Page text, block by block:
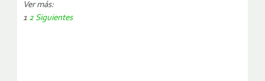
Ver más:
Paginación
1 2 Siguientes